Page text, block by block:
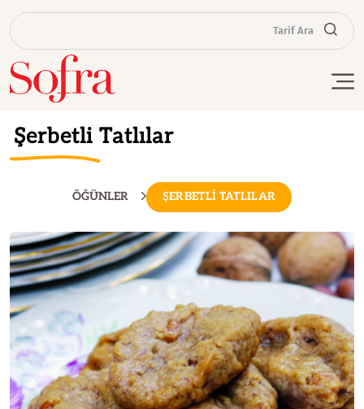
Tarif Ara
Şerbetli Tatlılar
ÖĞÜNLER ŞERBETLİ TATLILAR